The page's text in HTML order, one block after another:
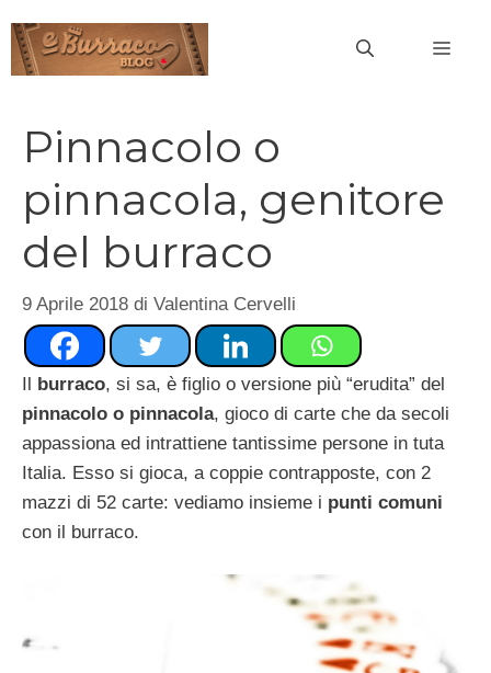
contenuto
Pinnacolo o
pinnacola, genitore
del burraco
9 Aprile 2018 di Valentina Cervelli
Il burraco, si sa, è figlio o versione più “erudita” del
pinnacolo o pinnacola, gioco di carte che da secoli
appassiona ed intrattiene tantissime persone in tuta
Italia. Esso si gioca, a coppie contrapposte, con 2
mazzi di 52 carte: vediamo insieme i punti comuni
con il burraco.